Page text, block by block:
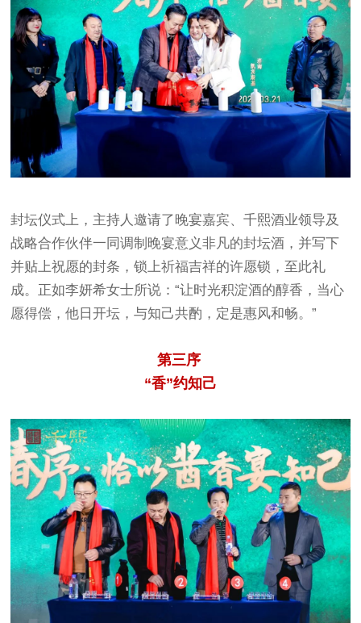
封坛仪式上，主持人邀请了晚宴嘉宾、千熙酒业领导及
战略合作伙伴一同调制晚宴意义非凡的封坛酒，并写下
并贴上祝愿的封条，锁上祈福吉祥的许愿锁，至此礼
成。正如李妍希女士所说：“让时光积淀酒的醇香，当心
愿得偿，他日开坛，与知己共酌，定是惠风和畅。”
第三序
“香”约知己